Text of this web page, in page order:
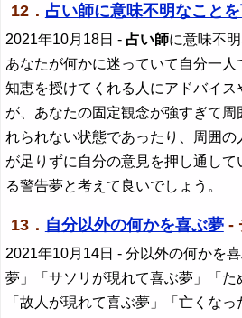
12． 占い師に意味不明なこと
2021年10月18日 - 占い師に意味不
あなたが何かに迷っていて自分一
知恵を授けてくれる人にアドバイス
が、あなたの固定観念が強すぎて周
れられない状態であったり、周囲
が足りずに自分の意見を押し通し
る警告夢と考えて良いでしょう。
13． 自分以外の何かを喜ぶ夢-
2021年10月14日 - 分以外の何かを
夢」「サソリが現れて喜ぶ夢」「た
「故人が現れて喜ぶ夢」「亡くな